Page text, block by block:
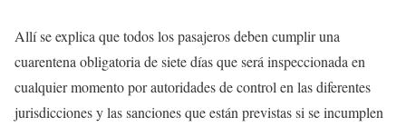
Allí se explica que todos los pasajeros deben cumplir una
cuarentena obligatoria de siete días que será inspeccionada en
cualquier momento por autoridades de control en las diferentes
jurisdicciones y las sanciones que están previstas si se incumplen